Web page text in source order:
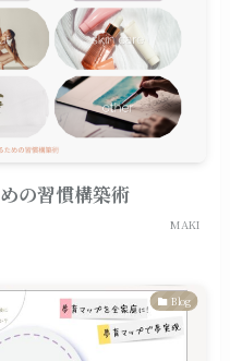
の習慣構築術
MAKI
Blog